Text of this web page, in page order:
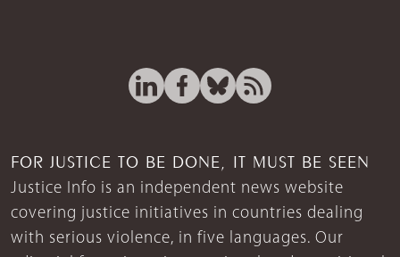
FOR JUSTICE TO BE DONE, IT MUST BE SEEN
Justice Info is an independent news website
covering justice initiatives in countries dealing
with serious violence, in five languages. Our